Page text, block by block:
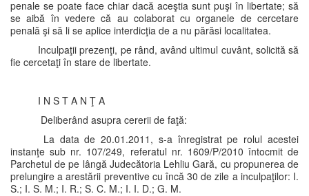
penale se poate face chiar dacă aceştia sunt puşi în libertate; să
se aibă în vedere că au colaborat cu organele de cercetare
penală şi să li se aplice interdicţia de a nu părăsi localitatea.
Inculpaţii prezenţi, pe rând, având ultimul cuvânt, solicită să
fie cercetaţi în stare de libertate.
I N S T A N Ţ A
Deliberând asupra cererii de faţă:
La data de 20.01.2011, s-a înregistrat pe rolul acestei
instanţe sub nr. 107/249, referatul nr. 1609/P/2010 întocmit de
Parchetul de pe lângă Judecătoria Lehliu Gară, cu propunerea de
prelungire a arestării preventive cu încă 30 de zile a inculpaţilor: I.
S.; I. S. M.; I. R.; S. C. M.; I. I. D.; G. M.